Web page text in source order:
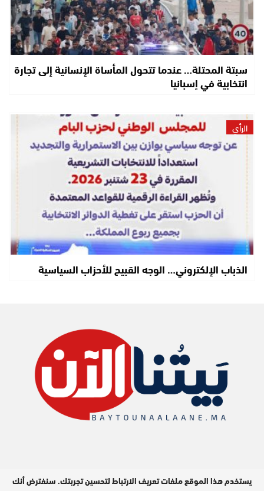
سبتة المحتلة… عندما تتحول المأساة الإنسانية إلى تجارة
انتخابية في إسبانيا
الرأي
الذباب الإلكتروني… الوجه القبيح للأحزاب السياسية
يستخدم هذا الموقع ملفات تعريف الارتباط لتحسين تجربتك. سنفترض أنك